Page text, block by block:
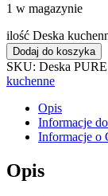
1 w magazynie
ilość Deska
Dodaj do koszyka
SKU: Deska
kuchenne
Opis
Informacje
Informacje o
Opis